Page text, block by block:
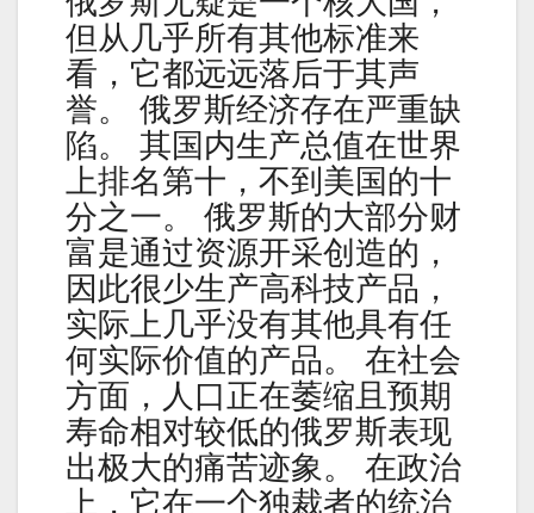
但从几乎所有其他标准来
看，它都远远落后于其声
誉。 俄罗斯经济存在严重缺
陷。 其国内生产总值在世界
上排名第十，不到美国的十
分之一。 俄罗斯的大部分财
富是通过资源开采创造的，
因此很少生产高科技产品，
实际上几乎没有其他具有任
何实际价值的产品。 在社会
方面，人口正在萎缩且预期
寿命相对较低的俄罗斯表现
出极大的痛苦迹象。 在政治
上，它在一个独裁者的统治